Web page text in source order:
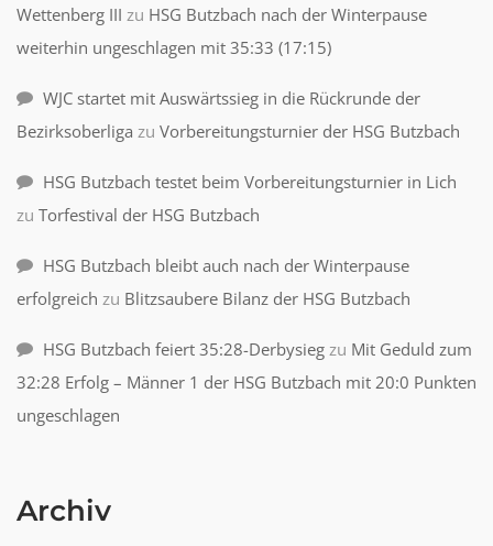
Wettenberg III zu HSG Butzbach nach der Winterpause
weiterhin ungeschlagen mit 35:33 (17:15)
WJC startet mit Auswärtssieg in die Rückrunde der
Bezirksoberliga zu Vorbereitungsturnier der HSG Butzbach
HSG Butzbach testet beim Vorbereitungsturnier in Lich
zu Torfestival der HSG Butzbach
HSG Butzbach bleibt auch nach der Winterpause
erfolgreich zu Blitzsaubere Bilanz der HSG Butzbach
HSG Butzbach feiert 35:28-Derbysieg zu Mit Geduld zum
32:28 Erfolg – Männer 1 der HSG Butzbach mit 20:0 Punkten
ungeschlagen
Archiv